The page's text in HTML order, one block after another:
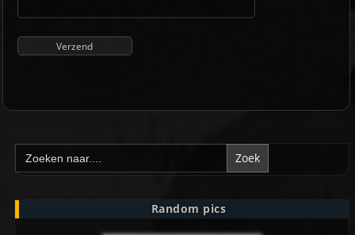
Zoek
naar:
Random pics